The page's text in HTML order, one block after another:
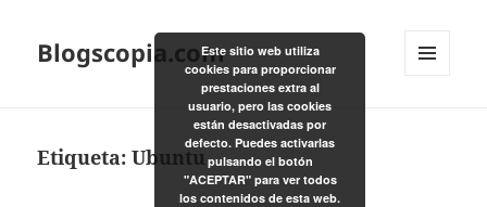
Blogscopia.com
Etiqueta:Ubuntu
Este sitio web utiliza
cookies para proporcionar
prestaciones extra al
usuario, pero las cookies
están desactivadas por
defecto. Puedes activarlas
pulsando el botón
"ACEPTAR" para ver todos
los contenidos de esta web.